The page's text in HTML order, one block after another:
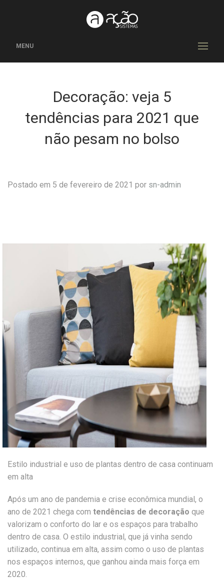
MENU
Decoração: veja 5
tendências para 2021 que
não pesam no bolso
Postado em 5 de fevereiro de 2021 por sn-admin
Estilo industrial e uso de plantas dentro de casa continuam
em alta
Após um ano de pandemia e crise econômica mundial, o
ano de 2021 chega com tendências de decoração que
valorizam o conforto do lar e os espaços para trabalho
dentro de casa. O estilo industrial, que já vinha sendo
utilizado, continua em alta, assim como o uso de plantas
nos espaços internos, que ganhou ainda mais força em
2020.